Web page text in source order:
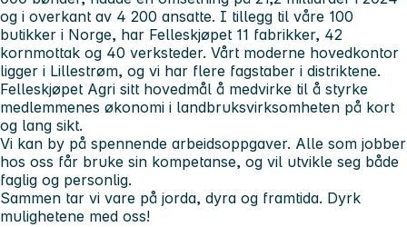
og i overkant av 4 200 ansatte. I tillegg til våre 100
butikker i Norge, har Felleskjøpet 11 fabrikker, 42
kornmottak og 40 verksteder. Vårt moderne hovedkontor
ligger i Lillestrøm, og vi har flere fagstaber i distriktene.
Felleskjøpet Agri sitt hovedmål å medvirke til å styrke
medlemmenes økonomi i landbruksvirksomheten på kort
og lang sikt.
Vi kan by på spennende arbeidsoppgaver. Alle som jobber
hos oss får bruke sin kompetanse, og vil utvikle seg både
faglig og personlig.
Sammen tar vi vare på jorda, dyra og framtida. Dyrk
mulighetene med oss!